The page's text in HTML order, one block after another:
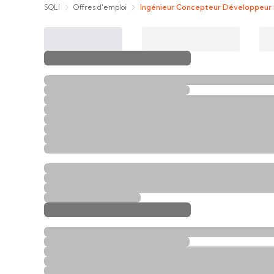
SQLI Offres d'emploi Ingénieur Concepteur Développeur